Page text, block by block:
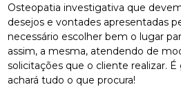
Osteopatia investigativa que
desejos e vontades apresentadas
necessário escolher bem o lugar
assim, a mesma, atendendo de
solicitações que o cliente realizar.
achará tudo o que procura!